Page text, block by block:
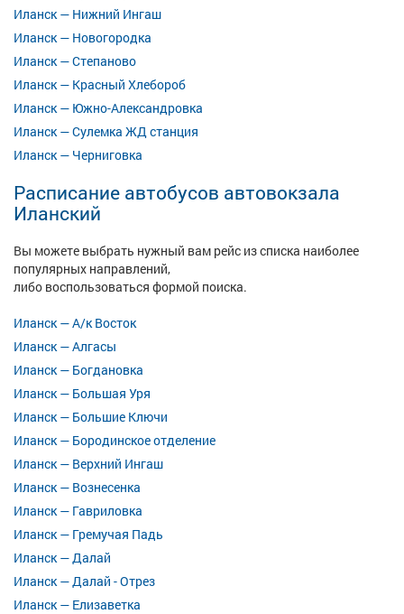
Иланск — Нижний Ингаш
Иланск — Новогородка
Иланск — Степаново
Иланск — Красный Хлебороб
Иланск — Южно-Александровка
Иланск — Сулемка ЖД станция
Иланск — Черниговка
Расписание автобусов автовокзала
Иланский
Вы можете выбрать нужный вам рейс из списка наиболее
популярных направлений,
либо воспользоваться формой поиска.
Иланск — А/к Восток
Иланск — Алгасы
Иланск — Богдановка
Иланск — Большая Уря
Иланск — Большие Ключи
Иланск — Бородинское отделение
Иланск — Верхний Ингаш
Иланск — Вознесенка
Иланск — Гавриловка
Иланск — Гремучая Падь
Иланск — Далай
Иланск — Далай - Отрез
Иланск — Елизаветка